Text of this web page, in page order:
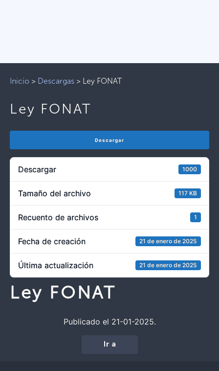
Inicio > Descargas > Ley FONAT
Ley FONAT
Descargar
Descargar 1000
Tamaño del archivo 117 KB
Recuento de archivos 1
Fecha de creación 21 de enero de 2025
Última actualización 21 de enero de 2025
Ley FONAT
Publicado el 21-01-2025.
Ir a